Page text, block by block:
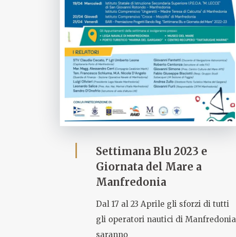
Settimana Blu 2023 e
Giornata del Mare a
Manfredonia
Dal 17 al 23 Aprile gli sforzi di tutti
gli operatori nautici di Manfredonia
saranno